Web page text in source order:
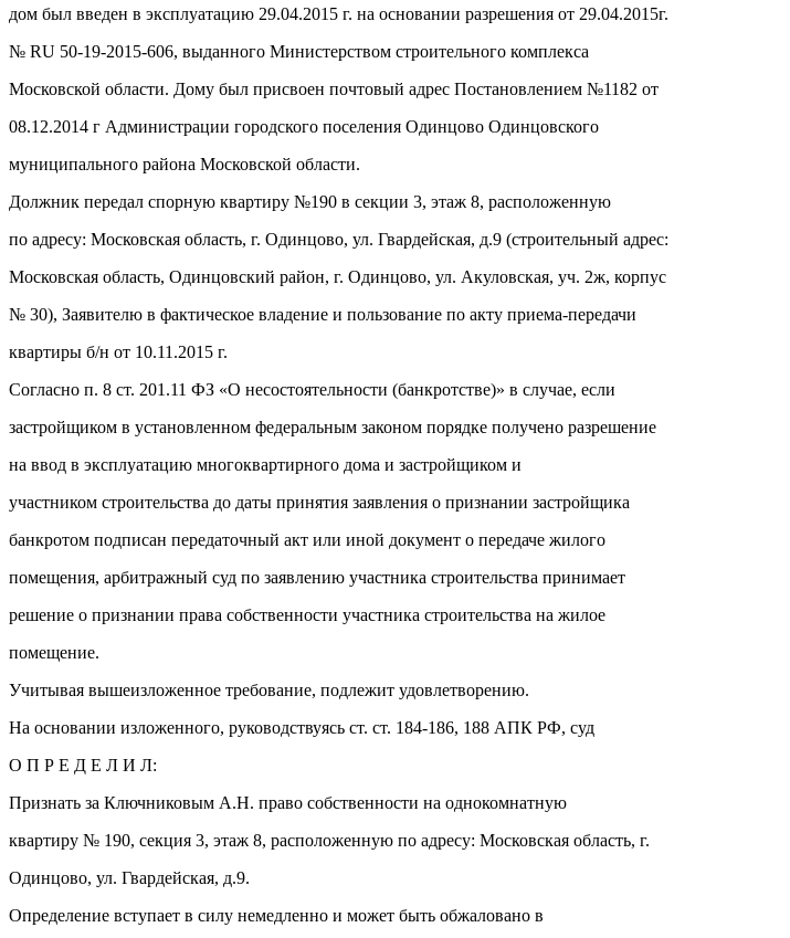
дом был введен в эксплуатацию 29.04.2015 г. на основании разрешения от 29.04.2015г.
№ RU 50-19-2015-606, выданного Министерством строительного комплекса
Московской области. Дому был присвоен почтовый адрес Постановлением №1182 от
08.12.2014 г Администрации городского поселения Одинцово Одинцовского
муниципального района Московской области.
Должник передал спорную квартиру №190 в секции 3, этаж 8, расположенную
по адресу: Московская область, г. Одинцово, ул. Гвардейская, д.9 (строительный адрес:
Московская область, Одинцовский район, г. Одинцово, ул. Акуловская, уч. 2ж, корпус
№ 30), Заявителю в фактическое владение и пользование по акту приема-передачи
квартиры б/н от 10.11.2015 г.
Согласно п. 8 ст. 201.11 ФЗ «О несостоятельности (банкротстве)» в случае, если
застройщиком в установленном федеральным законом порядке получено разрешение
на ввод в эксплуатацию многоквартирного дома и застройщиком и
участником строительства до даты принятия заявления о признании застройщика
банкротом подписан передаточный акт или иной документ о передаче жилого
помещения, арбитражный суд по заявлению участника строительства принимает
решение о признании права собственности участника строительства на жилое
помещение.
Учитывая вышеизложенное требование, подлежит удовлетворению.
На основании изложенного, руководствуясь ст. ст. 184-186, 188 АПК РФ, суд
О П Р Е Д Е Л И Л:
Признать за Ключниковым А.Н. право собственности на однокомнатную
квартиру № 190, секция 3, этаж 8, расположенную по адресу: Московская область, г.
Одинцово, ул. Гвардейская, д.9.
Определение вступает в силу немедленно и может быть обжаловано в